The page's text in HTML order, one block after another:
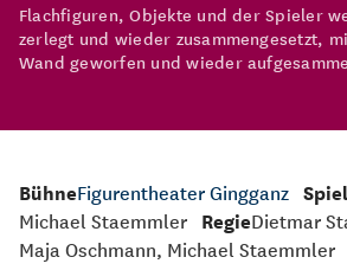
Flach­figuren, Objekte und der Spieler
zerlegt und wieder zusammen­gesetzt,
Wand geworfen und wieder
BühneFigurentheater Gingganz Spiel
Michael Staemmler RegieDietmar
Maja Oschmann, Michael Staemmler